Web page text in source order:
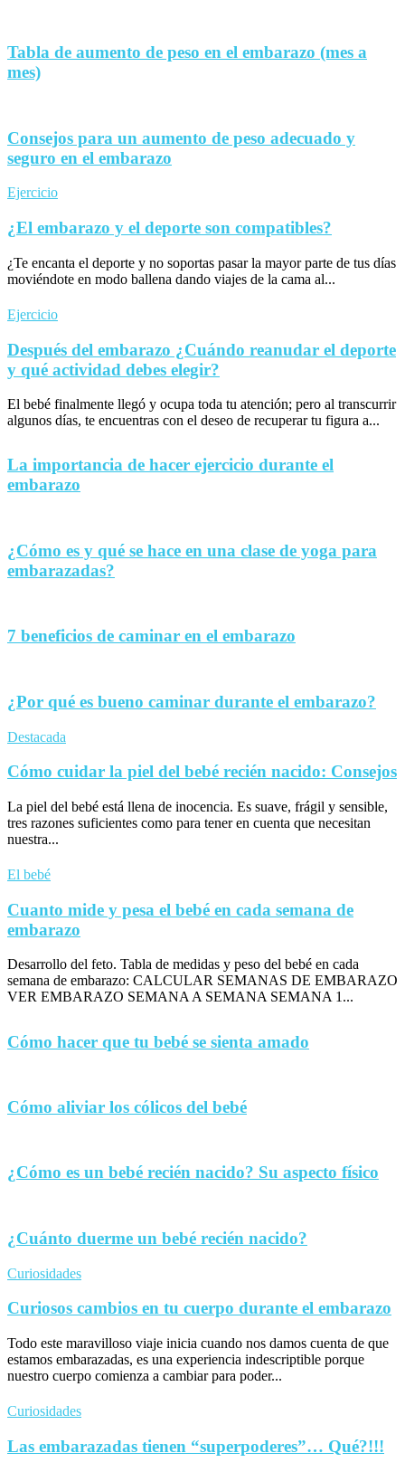
Tabla de aumento de peso en el embarazo (mes a
mes)
Consejos para un aumento de peso adecuado y
seguro en el embarazo
Ejercicio
¿El embarazo y el deporte son compatibles?
¿Te encanta el deporte y no soportas pasar la mayor parte de tus días
moviéndote en modo ballena dando viajes de la cama al...
Ejercicio
Después del embarazo ¿Cuándo reanudar el deporte
y qué actividad debes elegir?
El bebé finalmente llegó y ocupa toda tu atención; pero al transcurrir
algunos días, te encuentras con el deseo de recuperar tu figura a...
La importancia de hacer ejercicio durante el
embarazo
¿Cómo es y qué se hace en una clase de yoga para
embarazadas?
7 beneficios de caminar en el embarazo
¿Por qué es bueno caminar durante el embarazo?
Destacada
Cómo cuidar la piel del bebé recién nacido: Consejos
La piel del bebé está llena de inocencia. Es suave, frágil y sensible,
tres razones suficientes como para tener en cuenta que necesitan
nuestra...
El bebé
Cuanto mide y pesa el bebé en cada semana de
embarazo
Desarrollo del feto. Tabla de medidas y peso del bebé en cada
semana de embarazo: CALCULAR SEMANAS DE EMBARAZO
VER EMBARAZO SEMANA A SEMANA SEMANA 1...
Cómo hacer que tu bebé se sienta amado
Cómo aliviar los cólicos del bebé
¿Cómo es un bebé recién nacido? Su aspecto físico
¿Cuánto duerme un bebé recién nacido?
Curiosidades
Curiosos cambios en tu cuerpo durante el embarazo
Todo este maravilloso viaje inicia cuando nos damos cuenta de que
estamos embarazadas, es una experiencia indescriptible porque
nuestro cuerpo comienza a cambiar para poder...
Curiosidades
Las embarazadas tienen “superpoderes”… Qué?!!!